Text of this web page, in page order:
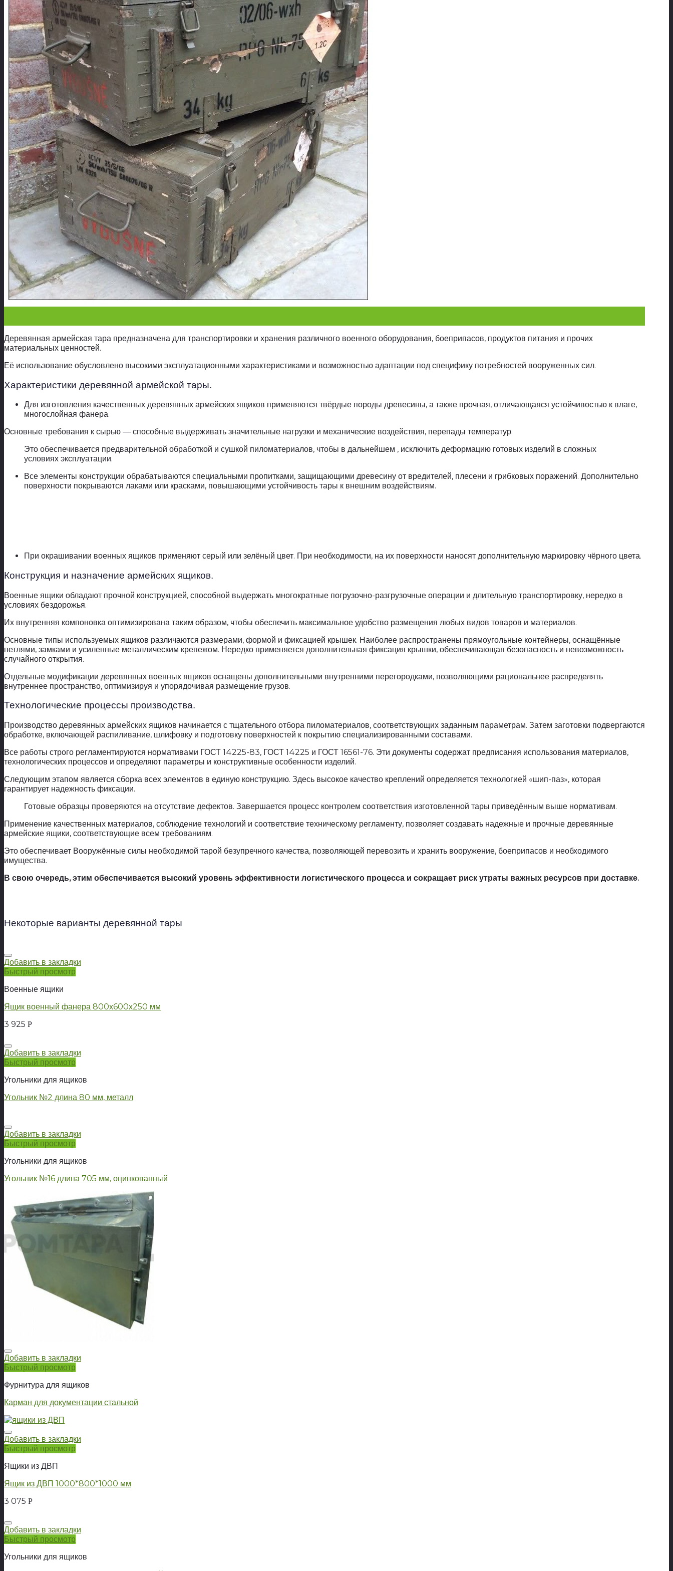
О компании
Примеры работ
Полезная информация
Услуги
Изготовление промышленной тары
Изготовление ящиков на заказ
Металлообработка
Контакты
8 (969) 105-51-05
Консультация
Корзина /0Р
Корзина пуста.
Корзина
Корзина пуста.
Деревянная армейская тара предназначена для транспортировки и хранения различного военного оборудования, боеприпасов, продуктов питания и прочих
материальных ценностей.
Её использование обусловлено высокими эксплуатационными характеристиками и возможностью адаптации под специфику потребностей вооруженных сил.
Характеристики деревянной армейской тары.
Для изготовления качественных деревянных армейских ящиков применяются твёрдые породы древесины, а также прочная, отличающаяся устойчивостью к влаге,
многослойная фанера.
Основные требования к сырью — способные выдерживать значительные нагрузки и механические воздействия, перепады температур.
Это обеспечивается предварительной обработкой и сушкой пиломатериалов, чтобы в дальнейшем , исключить деформацию готовых изделий в сложных
условиях эксплуатации.
Все элементы конструкции обрабатываются специальными пропитками, защищающими древесину от вредителей, плесени и грибковых поражений. Дополнительно
поверхности покрываются лаками или красками, повышающими устойчивость тары к внешним воздействиям.
При окрашивании военных ящиков применяют серый или зелёный цвет. При необходимости, на их поверхности наносят дополнительную маркировку чёрного цвета.
Конструкция и назначение армейских ящиков.
Военные ящики обладают прочной конструкцией, способной выдержать многократные погрузочно-разгрузочные операции и длительную транспортировку, нередко в
условиях бездорожья.
Их внутренняя компоновка оптимизирована таким образом, чтобы обеспечить максимальное удобство размещения любых видов товаров и материалов.
Основные типы используемых ящиков различаются размерами, формой и фиксацией крышек. Наиболее распространены прямоугольные контейнеры, оснащённые
петлями, замками и усиленные металлическим крепежом. Нередко применяется дополнительная фиксация крышки, обеспечивающая безопасность и невозможность
случайного открытия.
Отдельные модификации деревянных военных ящиков оснащены дополнительными внутренними перегородками, позволяющими рациональнее распределять
внутреннее пространство, оптимизируя и упорядочивая размещение грузов.
Технологические процессы производства.
Производство деревянных армейских ящиков начинается с тщательного отбора пиломатериалов, соответствующих заданным параметрам. Затем заготовки подвергаются
обработке, включающей распиливание, шлифовку и подготовку поверхностей к покрытию специализированными составами.
Все работы строго регламентируются нормативами ГОСТ 14225-83, ГОСТ 14225 и ГОСТ 16561-76. Эти документы содержат предписания использования материалов,
технологических процессов и определяют параметры и конструктивные особенности изделий.
Следующим этапом является сборка всех элементов в единую конструкцию. Здесь высокое качество креплений определяется технологией «шип-паз», которая
гарантирует надежность фиксации.
Готовые образцы проверяются на отсутствие дефектов. Завершается процесс контролем соответствия изготовленной тары приведённым выше нормативам.
Применение качественных материалов, соблюдение технологий и соответствие техническому регламенту, позволяет создавать надежные и прочные деревянные
армейские ящики, соответствующие всем требованиям.
Это обеспечивает Вооружённые силы необходимой тарой безупречного качества, позволяющей перевозить и хранить вооружение, боеприпасов и необходимого
имущества.
В свою очередь, этим обеспечивается высокий уровень эффективности логистического процесса и сокращает риск утраты важных ресурсов при доставке.
Некоторые варианты деревянной тары
Добавить в закладки
Быстрый просмотр
Военные ящики
Ящик военный фанера 800х600х250 мм
3 925 Р
Добавить в закладки
Быстрый просмотр
Угольники для ящиков
Угольник №2 длина 80 мм, металл
Добавить в закладки
Быстрый просмотр
Угольники для ящиков
Угольник №16 длина 705 мм, оцинкованный
Добавить в закладки
Быстрый просмотр
Фурнитура для ящиков
Карман для документации стальной
Добавить в закладки
Быстрый просмотр
Ящики из ДВП
Ящик из ДВП 1000*800*1000 мм
3 075 Р
Добавить в закладки
Быстрый просмотр
Угольники для ящиков